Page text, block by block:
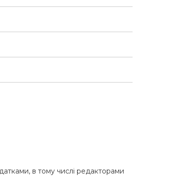
в тому числі редакторами